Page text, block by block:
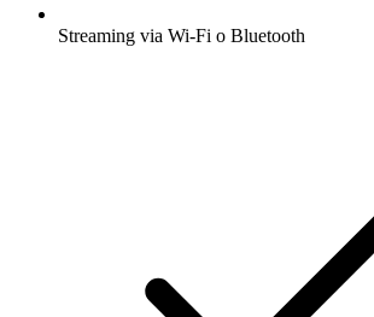
Streaming via Wi-Fi o Bluetooth